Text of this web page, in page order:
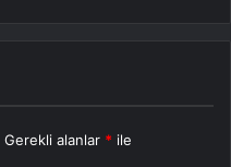
Gerekli alanlar * ile